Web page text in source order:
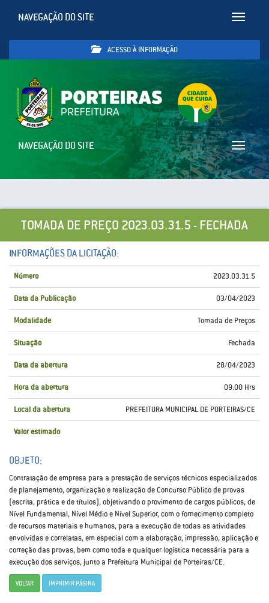
Toggle
NAVEGAÇÃO DO SITE
ACESSO À INFORMAÇÃO
Toggle
NAVEGAÇÃO DO SITE
TOMADA DE PREÇO 2023.03.31.5 - FECHADA
INFORMAÇÕES DA LICITAÇÃO:
Número 2023.03.31.5
Data da Publicação 03/04/2023
Modalidade Tomada de Preços
Situação Fechada
Data da abertura 28/04/2023
Hora da abertura 09:00 Hrs
Local da abertura PREFEITURA MUNICIPAL DE PORTEIRAS/CE
Valor estimado
OBJETO:
Contratação de empresa para a prestação de serviços técnicos especializados
de planejamento, organização e realização de Concurso Público de provas
(escrita, prática e de títulos), objetivando o provimento de cargos públicos, de
Nível Fundamental, Nível Médio e Nível Superior, com o fornecimento completo
de recursos materiais e humanos, para a execução de todas as atividades
envolvidas e correlatas, em especial com a elaboração, impressão, aplicação e
correção das provas, bem como toda e qualquer logística necessária para a
execução dos serviços, junto a Prefeitura Municipal de Porteiras/CE.
VOLTAR IMPRIMIR PÁGINA